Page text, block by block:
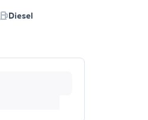
Diesel